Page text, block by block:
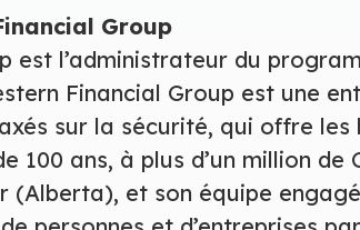
Group
est l’administrateur du
Financial Group est une
sur la sécurité, qui offre les
100 ans, à plus d’un million de
(Alberta), et son équipe